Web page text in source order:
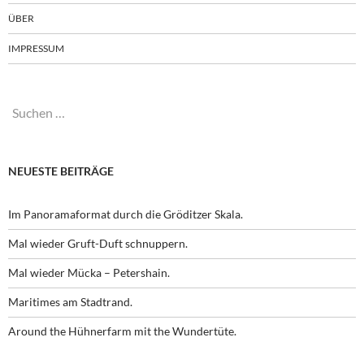
ÜBER
IMPRESSUM
Suchen
NEUESTE BEITRÄGE
Im Panoramaformat durch die Gröditzer Skala.
Mal wieder Gruft-Duft schnuppern.
Mal wieder Mücka – Petershain.
Maritimes am Stadtrand.
Around the Hühnerfarm mit the Wundertüte.